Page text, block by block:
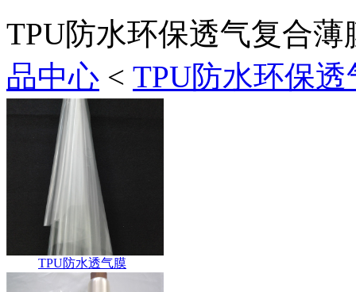
TPU防水环保透气复合薄
品中心 < TPU防水环保
TPU防水透气膜